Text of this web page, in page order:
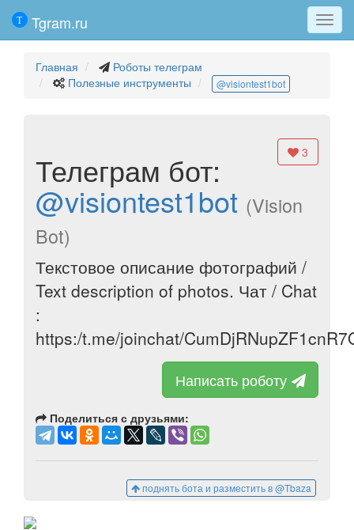
Меню
Tgram.ru
Главная
Роботы телеграм
Полезные инструменты
@visiontest1bot
3
Телеграм бот:
@visiontest1bot (Vision
Bot)
Текстовое описание фотографий /
Text description of photos. Чат / Chat
:
https:/t.me/joinchat/
Написать роботу
Поделиться с друзьями:
поднять бота и разместить в @Tbaza